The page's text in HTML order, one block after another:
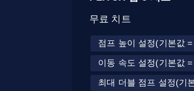
무료 치트
점프 높이 설정(기본값 =
이동 속도 설정(기본값
최대 더블 점프 설정(기